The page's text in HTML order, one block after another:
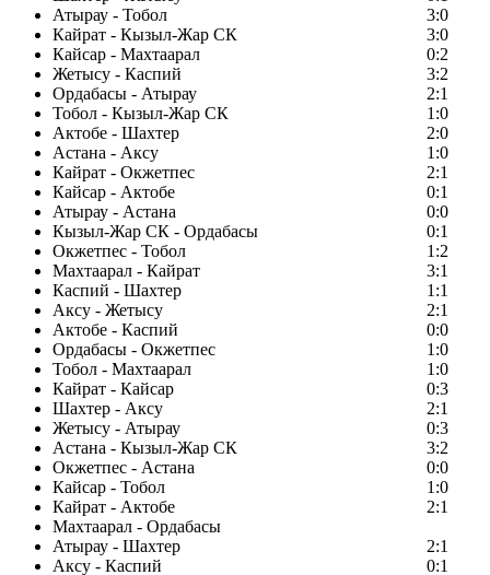
Атырау - Тобол
3:0
Кайрат - Кызыл-Жар СК
3:0
Кайсар - Махтаарал
0:2
Жетысу - Каспий
3:2
Ордабасы - Атырау
2:1
Тобол - Кызыл-Жар СК
1:0
Актобе - Шахтер
2:0
Астана - Аксу
1:0
Кайрат - Окжетпес
2:1
Кайсар - Актобе
0:1
Атырау - Астана
0:0
Кызыл-Жар СК - Ордабасы
0:1
Окжетпес - Тобол
1:2
Махтаарал - Кайрат
3:1
Каспий - Шахтер
1:1
Аксу - Жетысу
2:1
Актобе - Каспий
0:0
Ордабасы - Окжетпес
1:0
Тобол - Махтаарал
1:0
Кайрат - Кайсар
0:3
Шахтер - Аксу
2:1
Жетысу - Атырау
0:3
Астана - Кызыл-Жар СК
3:2
Окжетпес - Астана
0:0
Кайсар - Тобол
1:0
Кайрат - Актобе
2:1
Махтаарал - Ордабасы
Атырау - Шахтер
2:1
Аксу - Каспий
0:1